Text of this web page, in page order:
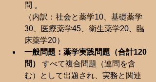
問 。
（内訳：社会と薬学10、基礎薬学
30、医療薬学45、衛生薬学20、臨
床薬学20）
一般問題：薬学実践問題（合計120
問）
すべて複合問題（連問を含
む）として出題され、実務と関連